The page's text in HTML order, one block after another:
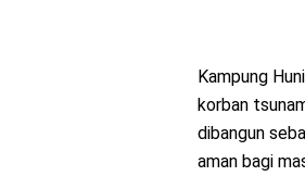
Kampung
korban
dibangun
aman bagi